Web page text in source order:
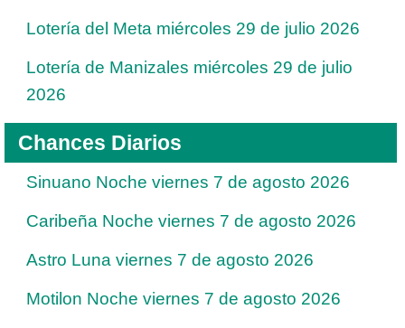
Lotería del Meta miércoles 29 de julio 2026
Lotería de Manizales miércoles 29 de julio
2026
Chances Diarios
Sinuano Noche viernes 7 de agosto 2026
Caribeña Noche viernes 7 de agosto 2026
Astro Luna viernes 7 de agosto 2026
Motilon Noche viernes 7 de agosto 2026